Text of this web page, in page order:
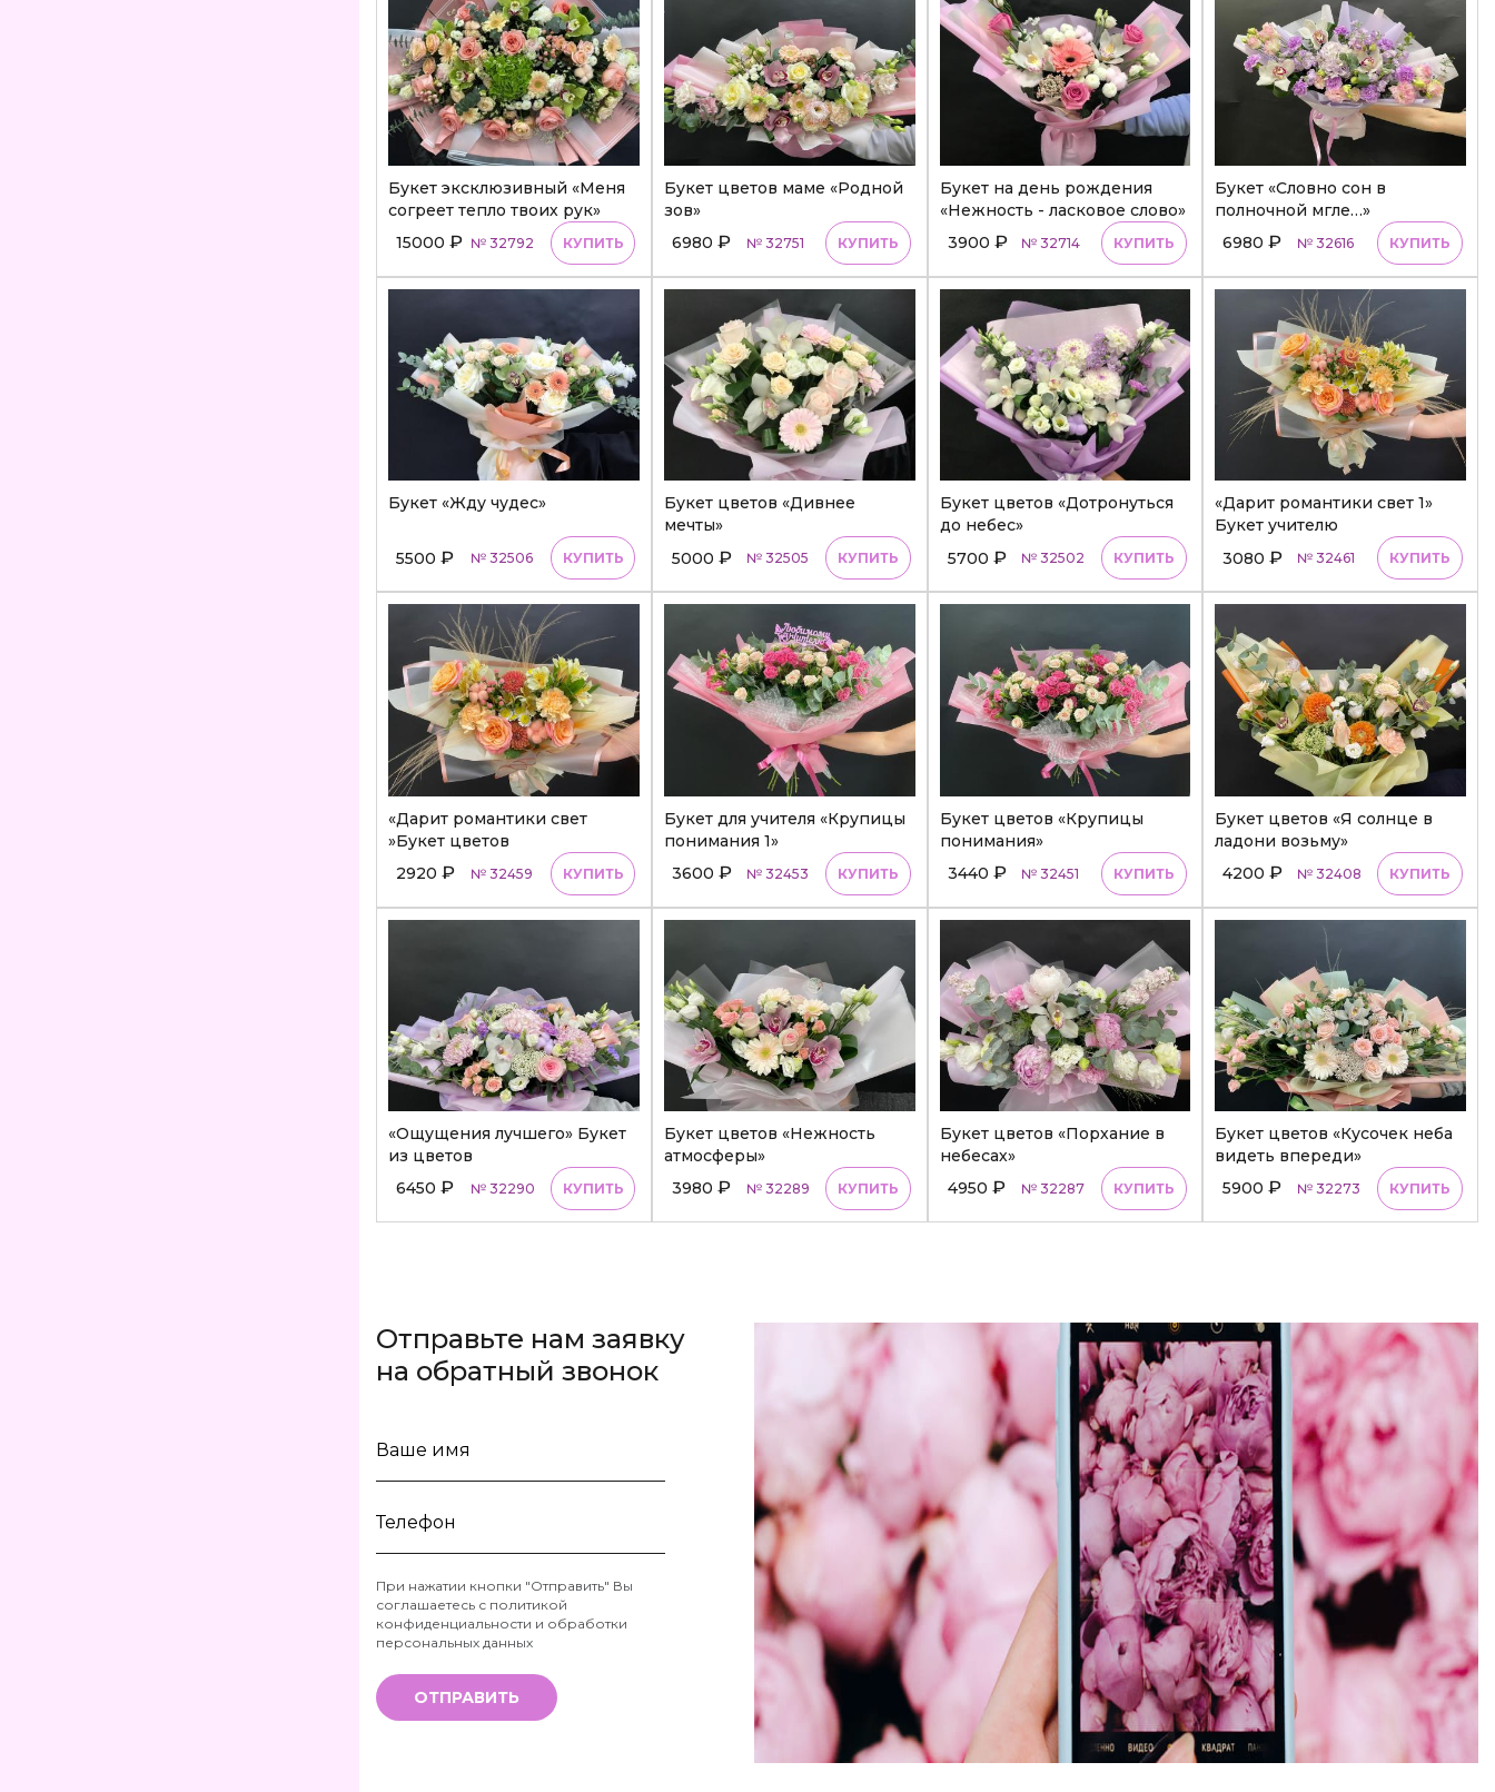
Букет эксклюзивный «Меня
согреет тепло твоих рук»
15000 ₽ № 32792 КУПИТЬ
Букет цветов маме «Родной
зов»
6980 ₽ № 32751 КУПИТЬ
Букет на день рождения
«Нежность - ласковое слово»
3900 ₽ № 32714 КУПИТЬ
Букет «Словно сон в
полночной мгле…»
6980₽ № 32616 КУПИТЬ
Букет «Жду чудес»
5500 ₽ № 32506 КУПИТЬ
Букет цветов «Дивнее
мечты»
5000 ₽ № 32505 КУПИТЬ
Букет цветов «Дотронуться
до небес»
5700 ₽ № 32502 КУПИТЬ
«Дарит романтики свет 1»
Букет учителю
3080₽ № 32461 КУПИТЬ
«Дарит романтики свет
»Букет цветов
2920 ₽ № 32459 КУПИТЬ
Букет для учителя «Крупицы
понимания 1»
3600 ₽ № 32453 КУПИТЬ
Букет цветов «Крупицы
понимания»
3440 ₽ № 32451 КУПИТЬ
Букет цветов «Я солнце в
ладони возьму»
4200₽ № 32408 КУПИТЬ
«Ощущения лучшего» Букет
из цветов
6450 ₽ № 32290 КУПИТЬ
Букет цветов «Нежность
атмосферы»
3980 ₽ № 32289 КУПИТЬ
Букет цветов «Порхание в
небесах»
4950 ₽ № 32287 КУПИТЬ
Букет цветов «Кусочек неба
видеть впереди»
5900₽ № 32273 КУПИТЬ
Отправьте нам заявку
на обратный звонок
Ваше
Телефон
*
При нажатии кнопки "Отправить" Вы
соглашаетесь с политикой
конфиденциальности и обработки
персональных данных
ОТПРАВИТЬ